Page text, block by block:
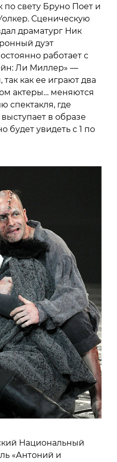
по свету Бруно Поет и
Сценическую
драматург Ник
дуэт
работает с
Ли Миллер» —
как ее играют два
актеры… меняются
спектакля, где
в образе
увидеть с 1 по
Национальный
«Антоний и